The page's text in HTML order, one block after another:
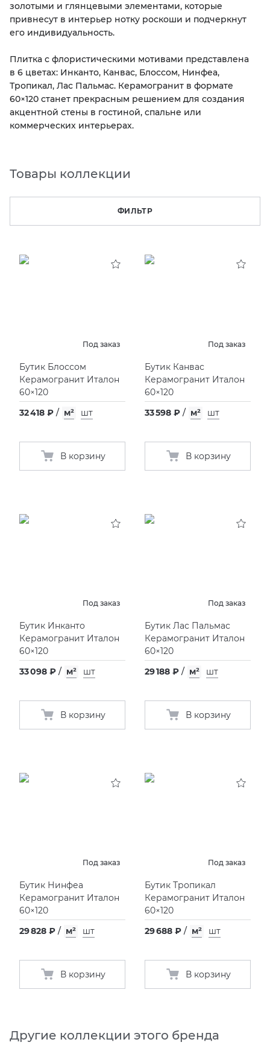
KERAMA MARAZZI
PAMESA
PERONDA
PORCELANOSA
ГРАНИТЕЯ
XLIGHT XTONE URBATEK
XXL Pamesa
СМЕСИТЕЛИ
УНИТАЗЫ И ПИCCУАРЫ
золотыми и глянцевыми элементами, которые
привнесут в интерьер нотку роскоши и подчеркнут
его индивидуальность.
Плитка с флористическими мотивами представлена
в 6 цветах: Инканто, Канвас, Блоссом, Нинфеа,
Тропикал, Лас Пальмас. Керамогранит в формате
60×120 станет прекрасным решением для создания
акцентной стены в гостиной, спальне или
коммерческих интерьерах.
Товары коллекции
ФИЛЬТР
Под заказ
Бутик Блоссом
Керамогранит Италон
60×120
32 418 ₽ / м² шт
В корзину
Под заказ
Бутик Канвас
Керамогранит Италон
60×120
33 598 ₽ / м² шт
В корзину
Под заказ
Бутик Инканто
Керамогранит Италон
60×120
33 098 ₽ / м² шт
В корзину
Под заказ
Бутик Лас Пальмас
Керамогранит Италон
60×120
29 188 ₽ / м² шт
В корзину
Под заказ
Бутик Нинфеа
Керамогранит Италон
60×120
29 828 ₽ / м² шт
В корзину
Под заказ
Бутик Тропикал
Керамогранит Италон
60×120
29 688 ₽ / м² шт
В корзину
Другие коллекции этого бренда